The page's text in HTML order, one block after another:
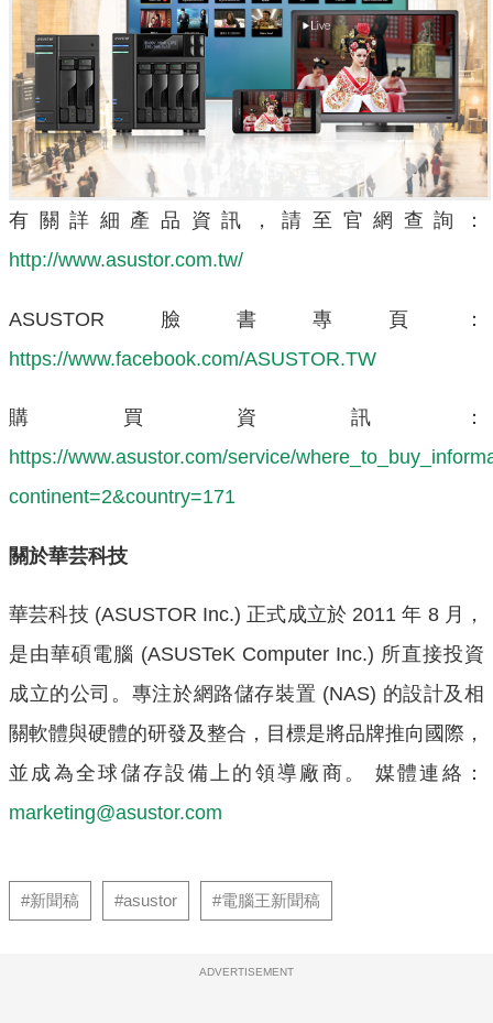
有關詳細產品資訊，請至官網查詢：
http://www.asustor.com.tw/
ASUSTOR臉書專頁：
https://www.facebook.com/ASUSTOR.TW
購買資訊：
https://www.asustor.com/service/
continent=2&country=171
關於華芸科技
華芸科技 (ASUSTOR Inc.) 正式成立於 2011 年 8 月，
是由華碩電腦 (ASUSTeK Computer Inc.) 所直接投資
成立的公司。專注於網路儲存裝置 (NAS) 的設計及相
關軟體與硬體的研發及整合，目標是將品牌推向國際，
並成為全球儲存設備上的領導廠商。 媒體連絡：
marketing@asustor.com
#新聞稿 #asustor #電腦王新聞稿
ADVERTISEMENT